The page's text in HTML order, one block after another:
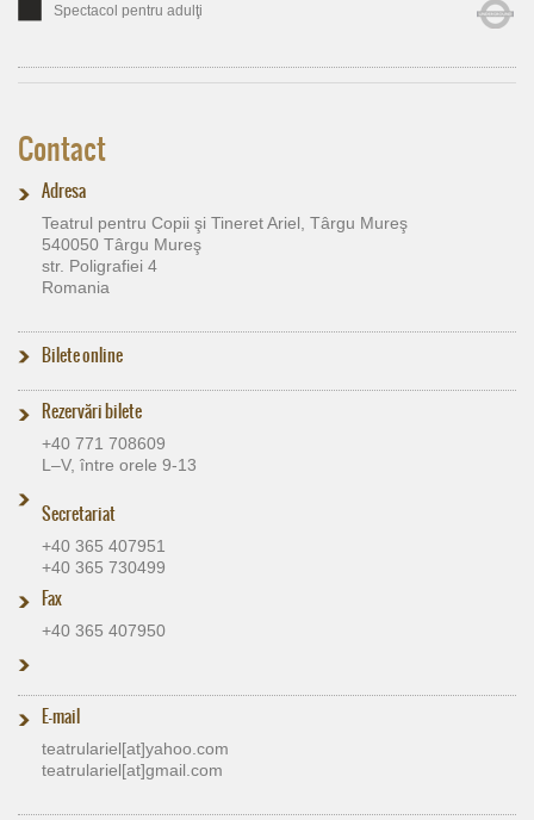
Spectacol pentru adulţi
Contact
Adresa
Teatrul pentru Copii şi Tineret Ariel, Târgu Mureş
540050 Târgu Mureş
str. Poligrafiei 4
Romania
Bilete online
Rezervări bilete
+40 771 708609
L–V, între orele 9-13
Secretariat
+40 365 407951
+40 365 730499
Fax
+40 365 407950
E-mail
teatrulariel[at]​yahoo.com
teatrulariel[at]​gmail.com